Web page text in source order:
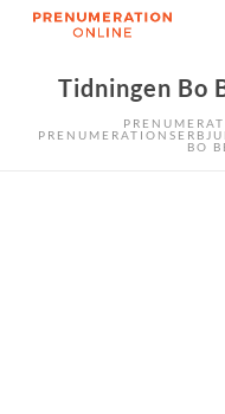
Tidningen Bo
BO